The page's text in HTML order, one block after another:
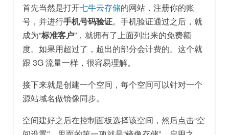
首先当然是打开七牛云存储的网站，注册你的账
号，并进行手机号码验证。手机验证通过之后，就
成为“标准客户”，就拥有了上面列出来的免费额
度。如果用超过了，超出的部分会计费的。这个就
跟 3G 流量一样，很容易理解。
接下来就是创建一个空间，每个空间可以针对一个
源站域名做镜像同步。
空间建好之后在控制面板选择该空间，然后点击“空